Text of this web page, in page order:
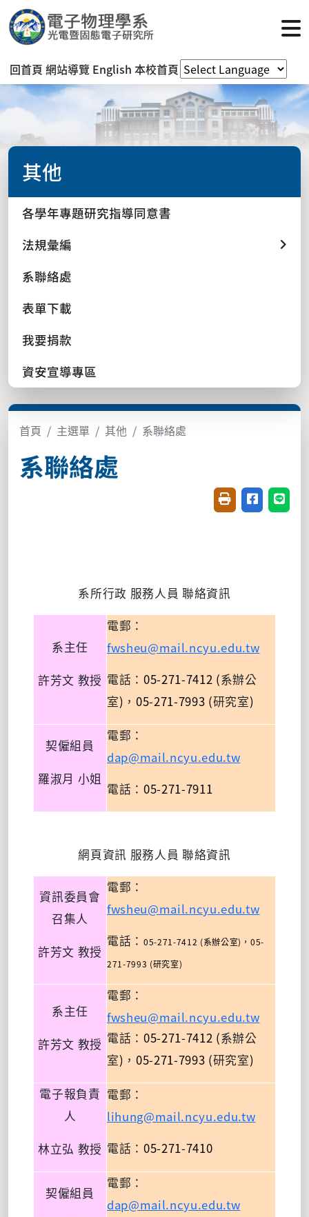
回首頁 網站導覽 English 本校首頁
其他
各學年專題研究指導同意書
法規彙編
系聯絡處
表單下載
我要捐款
資安宣導專區
首頁 主選單 其他 系聯絡處
系聯絡處
友善列印(開新視
分享至臉書
分享
系所行政 服務人員 聯絡資訊
系主任
許芳文 教授
電郵：
fwsheu@mail.ncyu.edu.tw
電話：05-271-7412 (系辦公
室) ，05-271-7993 (研究室)
契僱組員
羅淑月 小姐
電郵：
dap@mail.ncyu.edu.tw
電話：05-271-7911
網頁資訊 服務人員 聯絡資訊
資訊委員會
召集人
許芳文 教授
電郵：
fwsheu@mail.ncyu.edu.tw
電話：05-271-7412 (系辦公室) ， 05-
271-7993 (研究室)
系主任
許芳文 教授
電郵：
fwsheu@mail.ncyu.edu.tw
電話：05-271-7412 (系辦公
室) ，05-271-7993 (研究室)
電子報負責
人
林立弘 教授
電郵：
lihung@mail.ncyu.edu.tw
電話：05-271-7410
契僱組員
電郵：
dap@mail.ncyu.edu.tw